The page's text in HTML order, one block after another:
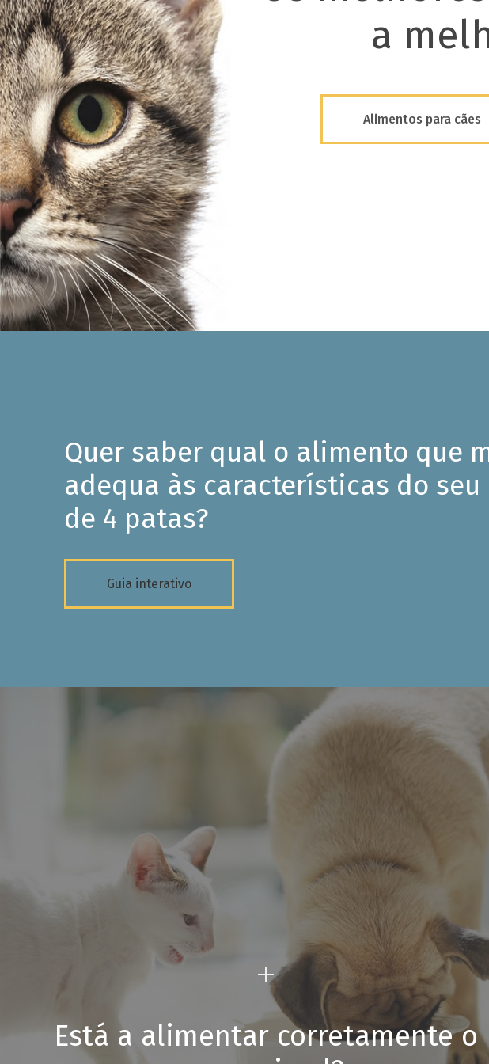
a
Alimentos para cães
Quer saber qual o alimento que
adequa às características do seu
de 4 patas?
Guia interativo
Está a alimentar corretamente o